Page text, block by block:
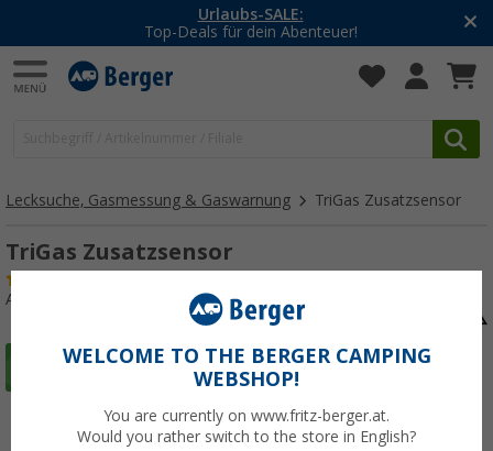
Urlaubs-SALE:
Top-Deals für dein Abenteuer!
Lecksuche, Gasmessung & Gaswarnung TriGas Zusatzsensor
TriGas Zusatzsensor
Art.-Nr.: 487040
WELCOME TO THE BERGER CAMPING
WEBSHOP!
You are currently on www.fritz-berger.at.
Would you rather switch to the store in English?